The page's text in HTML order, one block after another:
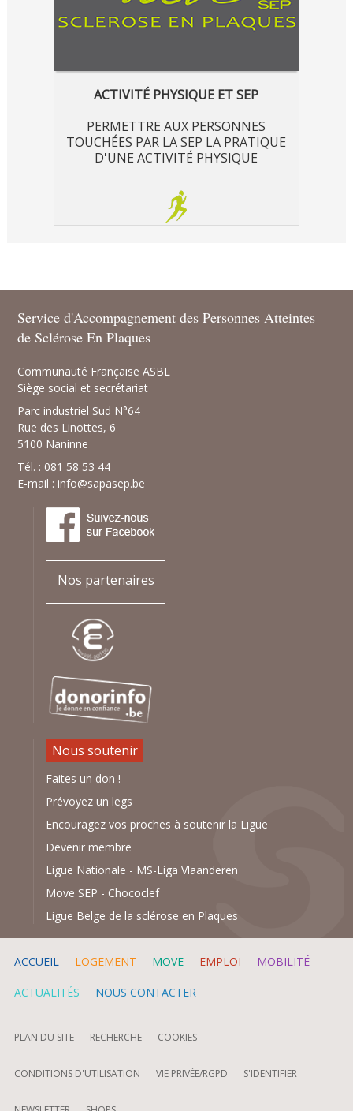
ACTIVITÉ PHYSIQUE ET SEP
PERMETTRE AUX PERSONNES
TOUCHÉES PAR LA SEP LA PRATIQUE
D'UNE ACTIVITÉ PHYSIQUE
Service d'Accompagnement des Personnes Atteintes
de Sclérose En Plaques
Communauté Française ASBL
Siège social et secrétariat
Parc industriel Sud N°64
Rue des Linottes, 6
5100 Naninne
Tél. : 081 58 53 44
E-mail :info@sapasep.be
Nos partenaires
Nous soutenir
Faites un don !
Prévoyez un legs
Encouragez vos proches à soutenir la Ligue
Devenir membre
Ligue Nationale - MS-Liga Vlaanderen
Move SEP - Chococlef
Ligue Belge de la sclérose en Plaques
ACCUEIL LOGEMENT MOVE EMPLOI MOBILITÉ
ACTUALITÉS NOUS CONTACTER
PLAN DU SITE RECHERCHE COOKIES
CONDITIONS D'UTILISATION VIE PRIVÉE/RGPD S'IDENTIFIER